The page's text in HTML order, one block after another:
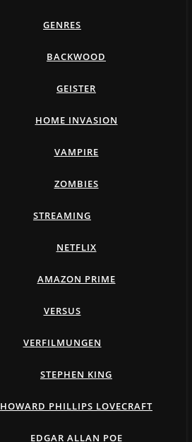
GENRES
BACKWOOD
GEISTER
HOME INVASION
VAMPIRE
ZOMBIES
STREAMING
NETFLIX
AMAZON PRIME
VERSUS
VERFILMUNGEN
STEPHEN KING
HOWARD PHILLIPS LOVECRAFT
EDGAR ALLAN POE